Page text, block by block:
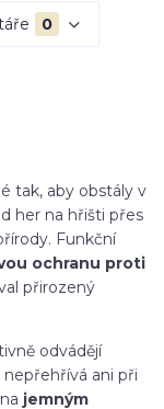
0
tak, aby obstály v
her na hřišti přes
Funkční
ochranu proti
přirozený
odvádějí
ani při
jemným